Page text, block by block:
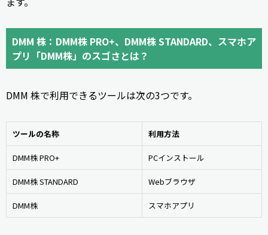
DMM 株：DMM株 PRO+、DMM株 STANDARD、スマホア
プリ「DMM株」のスゴさとは？
DMM 株で利用できるツールは次の3つです。
ツールの名称 利用方法
DMM株 PRO+ PCインストール
DMM株 STANDARD Webブラウザ
DMM株 スマホアプリ